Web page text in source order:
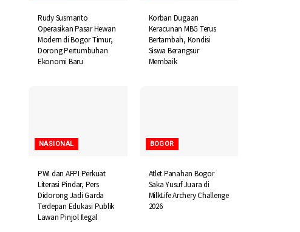
Rudy Susmanto
Operasikan Pasar Hewan
Modern di Bogor Timur,
Dorong Pertumbuhan
Ekonomi Baru
Korban Dugaan
Keracunan MBG Terus
Bertambah, Kondisi
Siswa Berangsur
Membaik
NASIONAL
PWI dan AFPI Perkuat
Literasi Pindar, Pers
Didorong Jadi Garda
Terdepan Edukasi Publik
Lawan Pinjol Ilegal
BOGOR
Atlet Panahan Bogor
Saka Yusuf Juara di
MilkLife Archery Challenge
2026